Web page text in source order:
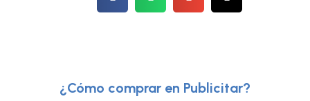
¿Cómo comprar en Publicitar?